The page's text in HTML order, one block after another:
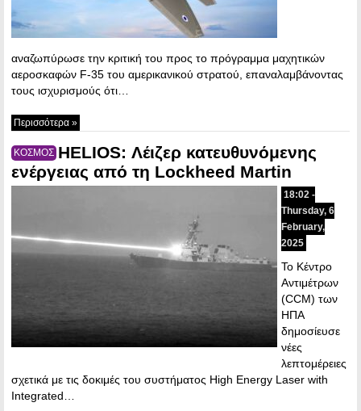
αναζωπύρωσε την κριτική του προς το πρόγραμμα μαχητικών
αεροσκαφών F-35 του αμερικανικού στρατού, επαναλαμβάνοντας
τους ισχυρισμούς ότι…
Περισσότερα »
ΚΟΣΜΟΣ HELIOS: Λέιζερ κατευθυνόμενης
ενέργειας από τη Lockheed Martin
18:02 -
Thursday, 6
February,
2025
Το Κέντρο
Αντιμέτρων
(CCM) των
ΗΠΑ
δημοσίευσε
νέες
λεπτομέρειες
σχετικά με τις δοκιμές του συστήματος High Energy Laser with
Integrated…